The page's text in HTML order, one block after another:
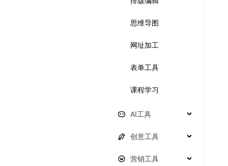
思维导图
网址加工
表单工具
课程学习
AI工具
创意工具
营销工具